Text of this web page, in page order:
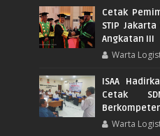
Cetak
STIP
Angkatan III
Warta
ISAA
Cetak
Warta